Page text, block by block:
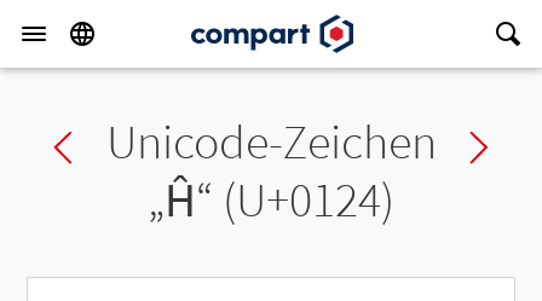
Previous char
Unicode-Zeichen
„Ĥ“ (U+0124)